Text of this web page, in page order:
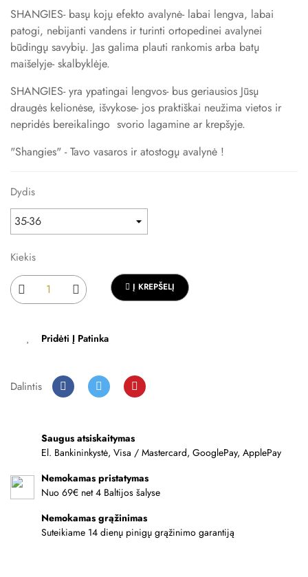
SHANGIES- basų kojų efekto avalynė- labai lengva, labai
patogi, nebijanti vandens ir turinti ortopedinei avalynei
būdingų savybių. Jas galima plauti rankomis arba batų
maišelyje- skalbyklėje.
SHANGIES- yra ypatingai lengvos- bus geriausios Jūsų
draugės kelionėse, išvykose- jos praktiškai neužima vietos ir
nepridės bereikalingo svorio lagamine ar krepšyje.
"Shangies" - Tavo vasaros ir atostogų avalynė !
Dydis
Kiekis
Į KREPŠELĮ
Pridėti Į Patinka
Dalintis
Saugus atsiskaitymas
El. Bankininkystė, Visa / Mastercard, GooglePay, ApplePay
Nemokamas pristatymas
Nuo 69€ net 4 Baltijos šalyse
Nemokamas grąžinimas
Suteikiame 14 dienų pinigų grąžinimo garantiją